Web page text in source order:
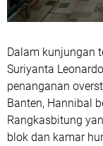
Dalam kunjungan
Suriyanta
penanganan
Banten, Hannibal
Rangkasbitung
blok dan kamar